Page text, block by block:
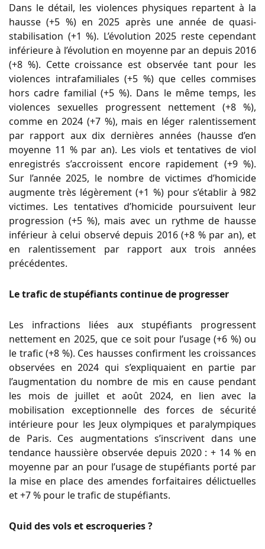
Dans le détail, les violences physiques repartent à la
hausse (+5 %) en 2025 après une année de quasi-
stabilisation (+1 %). L’évolution 2025 reste cependant
inférieure à l’évolution en moyenne par an depuis 2016
(+8 %). Cette croissance est observée tant pour les
violences intrafamiliales (+5 %) que celles commises
hors cadre familial (+5 %). Dans le même temps, les
violences sexuelles progressent nettement (+8 %),
comme en 2024 (+7 %), mais en léger ralentissement
par rapport aux dix dernières années (hausse d’en
moyenne 11 % par an). Les viols et tentatives de viol
enregistrés s’accroissent encore rapidement (+9 %).
Sur l’année 2025, le nombre de victimes d’homicide
augmente très légèrement (+1 %) pour s’établir à 982
victimes. Les tentatives d’homicide poursuivent leur
progression (+5 %), mais avec un rythme de hausse
inférieur à celui observé depuis 2016 (+8 % par an), et
en ralentissement par rapport aux trois années
précédentes.
Le trafic de stupéfiants continue de progresser
Les infractions liées aux stupéfiants progressent
nettement en 2025, que ce soit pour l’usage (+6 %) ou
le trafic (+8 %). Ces hausses confirment les croissances
observées en 2024 qui s’expliquaient en partie par
l’augmentation du nombre de mis en cause pendant
les mois de juillet et août 2024, en lien avec la
mobilisation exceptionnelle des forces de sécurité
intérieure pour les Jeux olympiques et paralympiques
de Paris. Ces augmentations s’inscrivent dans une
tendance haussière observée depuis 2020 : + 14 % en
moyenne par an pour l’usage de stupéfiants porté par
la mise en place des amendes forfaitaires délictuelles
et +7 % pour le trafic de stupéfiants.
Quid des vols et escroqueries ?